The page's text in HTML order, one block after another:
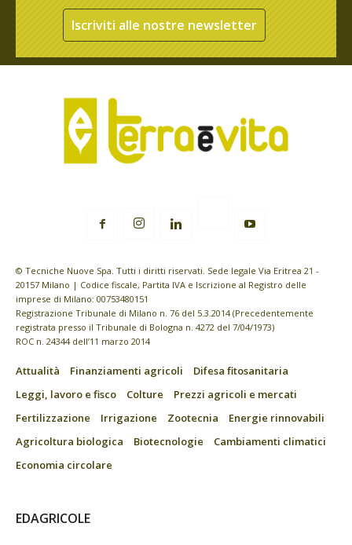
Iscriviti alle nostre newsletter
© Tecniche Nuove Spa. Tutti i diritti riservati. Sede legale Via Eritrea 21 -
20157 Milano | Codice fiscale, Partita IVA e Iscrizione al Registro delle
imprese di Milano: 00753480151
Registrazione Tribunale di Milano n. 76 del 5.3.2014 (Precedentemente
registrata presso il Tribunale di Bologna n. 4272 del 7/04/1973)
ROC n. 24344 dell’11 marzo 2014
Attualità Finanziamenti agricoli
Difesa fitosanitaria
Leggi, lavoro e fisco
Colture
Prezzi agricoli e mercati
Fertilizzazione
Irrigazione Zootecnia
Energie rinnovabili
Agricoltura biologica
Biotecnologie
Cambiamenti climatici
Economia circolare
EDAGRICOLE